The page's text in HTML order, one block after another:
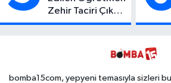
Zehir Taciri Çıktı:
Binlerce
bomba15com, yepyeni temasıyla sizleri